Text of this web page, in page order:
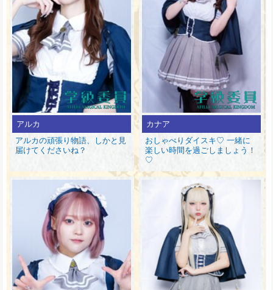
アルカ
アルカの頑張り物語、しかと見
届けてくださいね？
カナア
おしゃべりダイスキ♡ 一緒に
楽しい時間を過ごしましょう！
♡